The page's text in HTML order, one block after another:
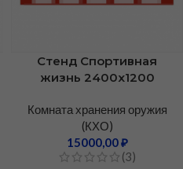
Стенд Спортивная
жизнь 2400х1200
Комната хранения оружия
(КХО)
15000,00₽
(3)